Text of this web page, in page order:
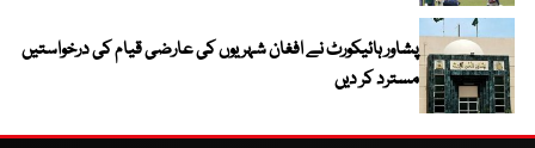
پشاور ہائیکورٹ نے افغان شہریوں کی عارضی قیام کی درخواستیں
مسترد کر دیں